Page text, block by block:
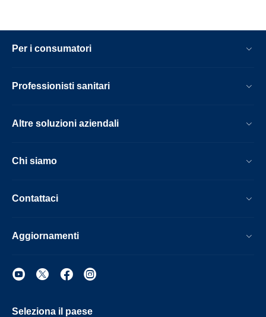
Per i consumatori
Professionisti sanitari
Altre soluzioni aziendali
Chi siamo
Contattaci
Aggiornamenti
Seleziona il paese